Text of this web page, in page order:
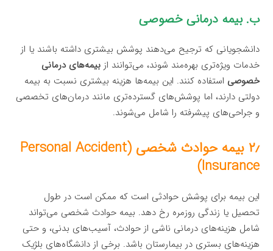
ب. بیمه درمانی خصوصی
دانشجویانی که ترجیح می‌دهند پوشش بیشتری داشته باشند یا از
خدمات ویژه‌تری بهره‌مند شوند، می‌توانند ازبیمه‌های درمانی
خصوصی استفاده کنند. این بیمه‌ها هزینه بیشتری نسبت به بیمه
دولتی دارند، اما پوشش‌های گسترده‌تری مانند درمان‌های تخصصی
و جراحی‌های پیشرفته را شامل می‌شوند.
۲٫ بیمه حوادث شخصی (Personal Accident
Insurance)
این بیمه برای پوشش حوادثی است که ممکن است در طول
تحصیل یا زندگی روزمره رخ دهد. بیمه حوادث شخصی می‌تواند
شامل هزینه‌های درمانی ناشی از حوادث، آسیب‌های بدنی، و حتی
هزینه‌های بستری در بیمارستان باشد. برخی از دانشگاه‌های بلژیک